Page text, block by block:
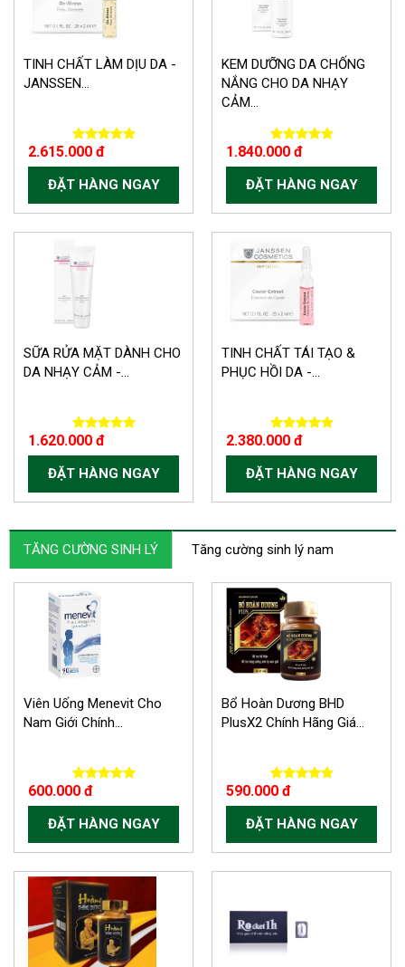
TINH CHẤT LÀM DỊU DA -
JANSSEN...
2.615.000 đ
ĐẶT HÀNG NGAY
KEM DƯỠNG DA CHỐNG
NẮNG CHO DA NHẠY
CẢM...
1.840.000 đ
ĐẶT HÀNG NGAY
SỮA RỬA MẶT DÀNH CHO
DA NHẠY CẢM -...
1.620.000 đ
ĐẶT HÀNG NGAY
TINH CHẤT TÁI TẠO &
PHỤC HỒI DA -...
2.380.000 đ
ĐẶT HÀNG NGAY
TĂNG CƯỜNG SINH LÝ Tăng cường sinh lý nam
Viên Uống Menevit Cho
Nam Giới Chính...
600.000 đ
ĐẶT HÀNG NGAY
Bổ Hoàn Dương BHD
PlusX2 Chính Hãng Giá...
590.000 đ
ĐẶT HÀNG NGAY